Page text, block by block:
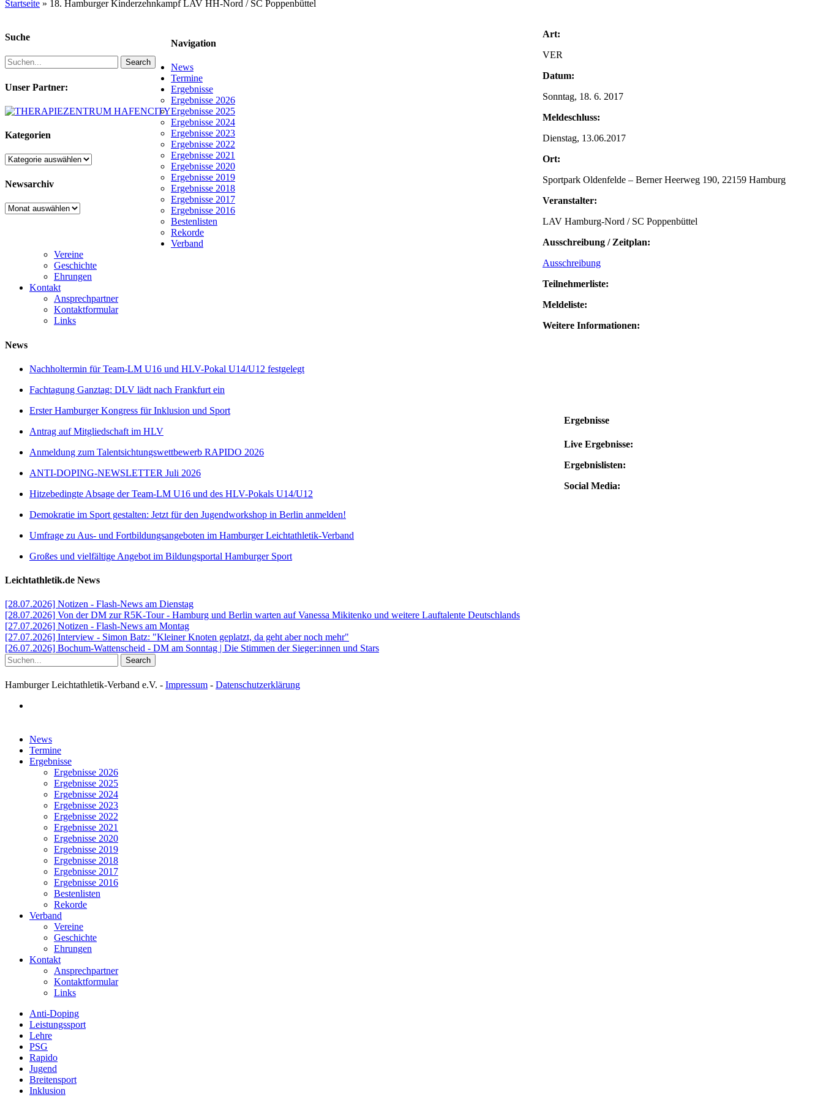
Startseite » 18. Hamburger Kinderzehnkampf LAV HH-Nord / SC Poppenbüttel
Art:
VER
Datum:
Sonntag, 18. 6. 2017
Meldeschluss:
Dienstag, 13.06.2017
Ort:
Sportpark Oldenfelde – Berner Heerweg 190, 22159 Hamburg
Veranstalter:
LAV Hamburg-Nord / SC Poppenbüttel
Ausschreibung / Zeitplan:
Ausschreibung
Teilnehmerliste:
Meldeliste:
Weitere Informationen:
Ergebnisse
Live Ergebnisse:
Ergebnislisten:
Social Media:
Suche
Search
Unser Partner:
Kategorien
Kategorien
Newsarchiv
Newsarchiv
Navigation
News
Termine
Ergebnisse
Ergebnisse 2026
Ergebnisse 2025
Ergebnisse 2024
Ergebnisse 2023
Ergebnisse 2022
Ergebnisse 2021
Ergebnisse 2020
Ergebnisse 2019
Ergebnisse 2018
Ergebnisse 2017
Ergebnisse 2016
Bestenlisten
Rekorde
Verband
Vereine
Geschichte
Ehrungen
Kontakt
Ansprechpartner
Kontaktformular
Links
News
Nachholtermin für Team-LM U16 und HLV-Pokal U14/U12 festgelegt
Fachtagung Ganztag: DLV lädt nach Frankfurt ein
Erster Hamburger Kongress für Inklusion und Sport
Antrag auf Mitgliedschaft im HLV
Anmeldung zum Talentsichtungswettbewerb RAPIDO 2026
ANTI-DOPING-NEWSLETTER Juli 2026
Hitzebedingte Absage der Team-LM U16 und des HLV-Pokals U14/U12
Demokratie im Sport gestalten: Jetzt für den Jugendworkshop in Berlin anmelden!
Umfrage zu Aus- und Fortbildungsangeboten im Hamburger Leichtathletik-Verband
Großes und vielfältige Angebot im Bildungsportal Hamburger Sport
Leichtathletik.de News
[28.07.2026] Notizen - Flash-News am Dienstag
[28.07.2026] Von der DM zur R5K-Tour - Hamburg und Berlin warten auf Vanessa Mikitenko und weitere Lauftalente Deutschlands
[27.07.2026] Notizen - Flash-News am Montag
[27.07.2026] Interview - Simon Batz: "Kleiner Knoten geplatzt, da geht aber noch mehr"
[26.07.2026] Bochum-Wattenscheid - DM am Sonntag | Die Stimmen der Sieger:innen und Stars
Search
Hamburger Leichtathletik-Verband e.V. - Impressum - Datenschutzerklärung
Close
Menu
News
Termine
Ergebnisse
Ergebnisse 2026
Ergebnisse 2025
Ergebnisse 2024
Ergebnisse 2023
Ergebnisse 2022
Ergebnisse 2021
Ergebnisse 2020
Ergebnisse 2019
Ergebnisse 2018
Ergebnisse 2017
Ergebnisse 2016
Bestenlisten
Rekorde
Verband
Vereine
Geschichte
Ehrungen
Kontakt
Ansprechpartner
Kontaktformular
Links
Anti-Doping
Leistungssport
Lehre
PSG
Rapido
Jugend
Breitensport
Inklusion